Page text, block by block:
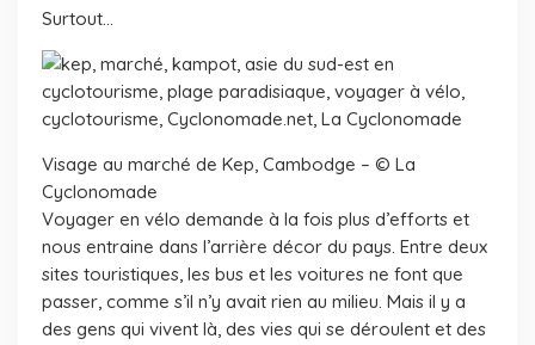
Surtout…
Visage au marché de Kep, Cambodge – © La
Cyclonomade
Voyager en vélo demande à la fois plus d’efforts et
nous entraine dans l’arrière décor du pays. Entre deux
sites touristiques, les bus et les voitures ne font que
passer, comme s’il n’y avait rien au milieu. Mais il y a
des gens qui vivent là, des vies qui se déroulent et des